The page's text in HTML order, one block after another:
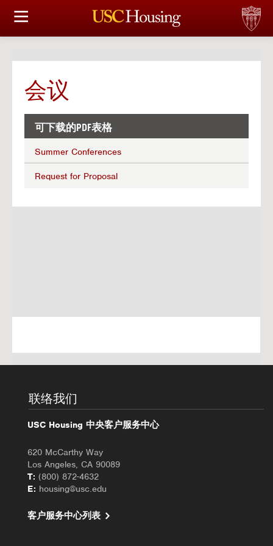
住房选择
财务实事资讯
会议资讯
会议
可下载的PDF表格
Summer Conferences
Request for Proposal
联络我们
USC Housing 中央客户服务中心
620 McCarthy Way
Los Angeles, CA 90089
T: (800) 872-4632
E: housing@usc.edu
客户服务中心列表